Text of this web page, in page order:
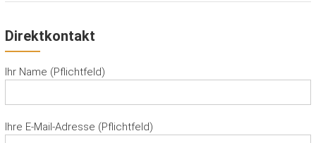
Direktkontakt
Ihr Name (Pflichtfeld)
Ihre E-Mail-Adresse (Pflichtfeld)